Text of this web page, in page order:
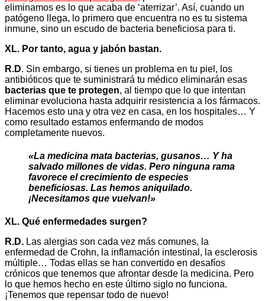
eliminamos es lo que acaba de ‘aterrizar’. Así, cuando un
patógeno llega, lo primero que encuentra no es tu sistema
inmune, sino un escudo de bacteria beneficiosa para ti.
XL. Por tanto, agua y jabón bastan.
R.D. Sin embargo, si tienes un problema en tu piel, los
antibióticos que te suministrará tu médico eliminarán esas
bacterias que te protegen, al tiempo que lo que intentan
eliminar evoluciona hasta adquirir resistencia a los fármacos.
Hacemos esto una y otra vez en casa, en los hospitales… Y
como resultado estamos enfermando de modos
completamente nuevos.
«La medicina mata bacterias, gusanos… Y ha
salvado millones de vidas. Pero ninguna rama
favorece el crecimiento de especies
beneficiosas. Las hemos aniquilado.
¡Necesitamos que vuelvan!»
XL. Qué enfermedades surgen?
R.D. Las alergias son cada vez más comunes, la
enfermedad de Crohn, la inflamación intestinal, la esclerosis
múltiple… Todas ellas se han convertido en desafíos
crónicos que tenemos que afrontar desde la medicina. Pero
lo que hemos hecho en este último siglo no funciona.
¡Tenemos que repensar todo de nuevo!